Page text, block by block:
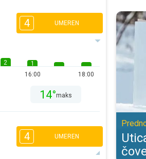
4 UMEREN
2
1
16:00
18:00
14°maks
4 UMEREN
Uticaj